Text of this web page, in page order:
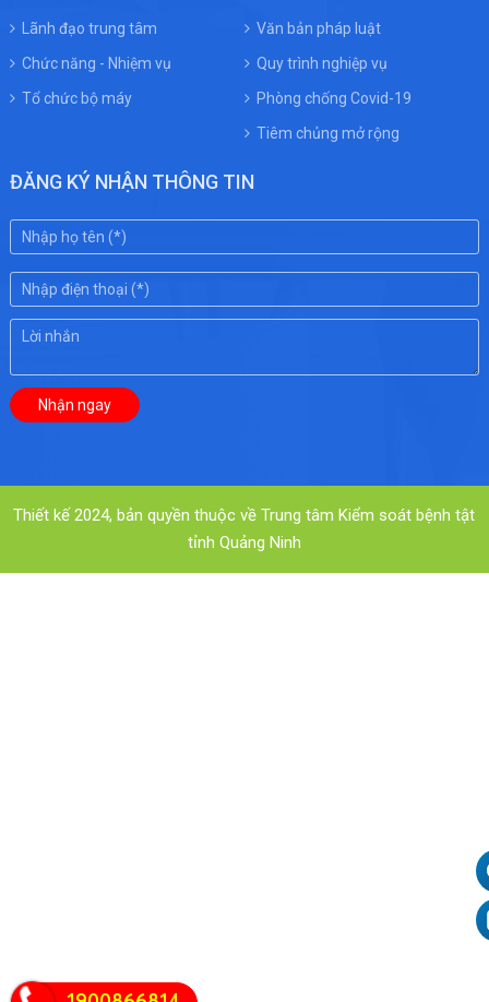
Lãnh đạo trung tâm
Chức năng - Nhiệm vụ
Tổ chức bộ máy
Văn bản pháp luật
Quy trình nghiệp vụ
Phòng chống Covid-19
Tiêm chủng mở rộng
ĐĂNG KÝ NHẬN THÔNG TIN
Thiết kế 2024, bản quyền thuộc về Trung tâm Kiểm soát bệnh tật
tỉnh Quảng Ninh